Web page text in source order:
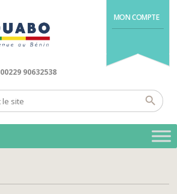
MON COMPTE
00229 90632538